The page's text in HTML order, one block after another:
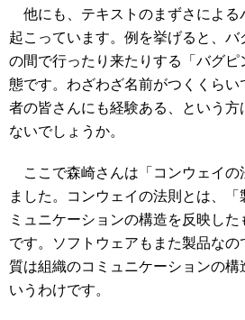
他にも、テキストのまずさによる
起こっています。例を挙げると、バ
の間で行ったり来たりする「バグピ
態です。わざわざ名前がつくくらい
者の皆さんにも経験ある、という方
ないでしょうか。
ここで森崎さんは「コンウェイの
ました。コンウェイの法則とは、「
ミュニケーションの構造を反映し
です。ソフトウェアもまた製品な
質は組織のコミュニケーションの構
いうわけです。